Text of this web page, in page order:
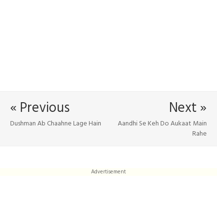
Next »
Aandhi Se Keh Do Aukaat Main
Rahe
« Previous
Dushman Ab Chaahne Lage Hain
Advertisement